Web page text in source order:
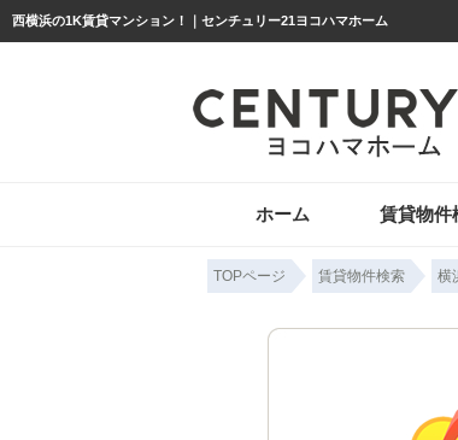
西横浜の1K賃貸マンション！｜センチュリー21ヨコハマホーム
ホーム 賃貸物件
TOPページ 賃貸物件検索 横